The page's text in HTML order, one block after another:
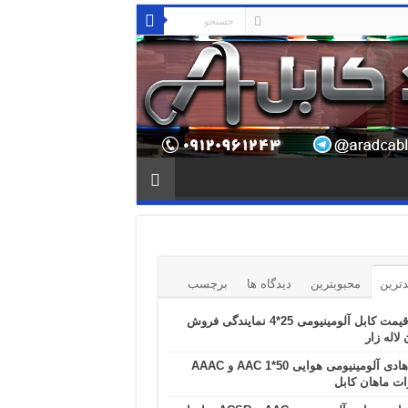
محبوبترین دیدگاه ها برچسب
قیمت کابل آلومینیومی 25*4 نمایندگی فروش
لاله زار
هادی آلومینیومی هوایی 50*1 AAC و AAAC
ماهان کابل